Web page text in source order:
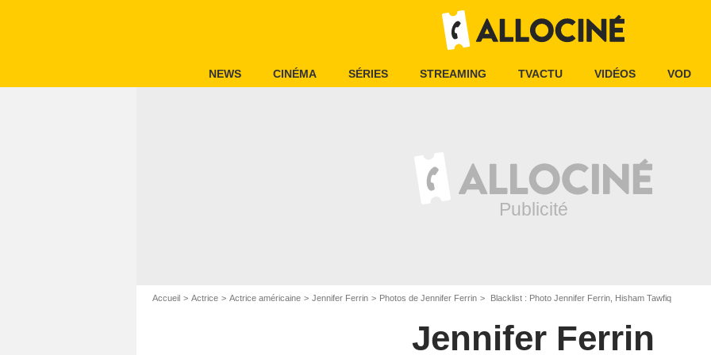
NEWS CINÉMA SÉRIES STREAMING TVACTU VIDÉOS VOD
Accueil Actrice Actrice américaine Jennifer Ferrin Photos de Jennifer Ferrin Blacklist : Photo Jennifer Ferrin, Hisham Tawfiq
Jennifer Ferrin